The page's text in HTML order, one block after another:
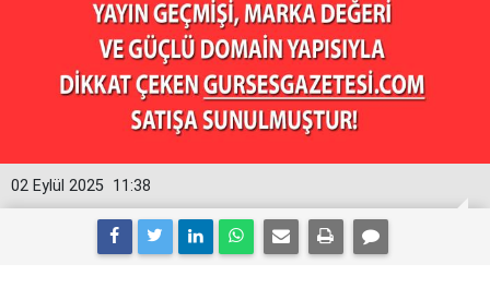
11:38
02 Eylül 2025